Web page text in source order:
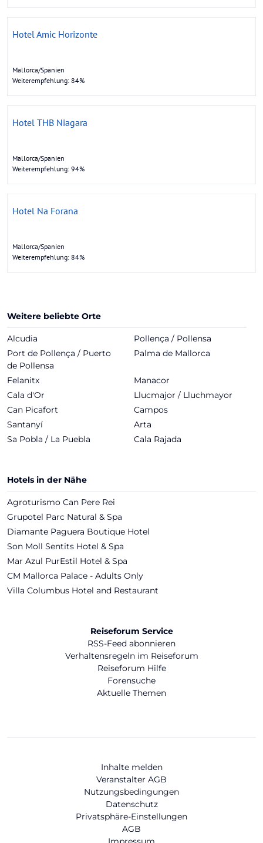
Hotel Amic Horizonte
Mallorca/Spanien
Weiterempfehlung: 84%
Hotel THB Niagara
Mallorca/Spanien
Weiterempfehlung: 94%
Hotel Na Forana
Mallorca/Spanien
Weiterempfehlung: 84%
Weitere beliebte Orte
Alcudia
Pollença / Pollensa
Port de Pollença / Puerto
de Pollensa
Palma de Mallorca
Felanitx
Manacor
Cala d'Or
Llucmajor / Lluchmayor
Can Picafort
Campos
Santanyí
Arta
Sa Pobla / La Puebla
Cala Rajada
Hotels in der Nähe
Agroturismo Can Pere Rei
Grupotel Parc Natural & Spa
Diamante Paguera Boutique Hotel
Son Moll Sentits Hotel & Spa
Mar Azul PurEstil Hotel & Spa
CM Mallorca Palace - Adults Only
Villa Columbus Hotel and Restaurant
Reiseforum Service
RSS-Feed abonnieren
Verhaltensregeln im Reiseforum
Reiseforum Hilfe
Forensuche
Aktuelle Themen
Inhalte melden
Veranstalter AGB
Nutzungsbedingungen
Datenschutz
Privatsphäre-Einstellungen
AGB